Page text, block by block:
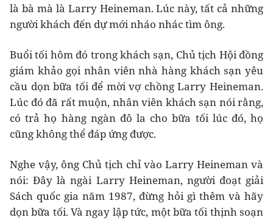
là bà mà là Larry Heineman. Lúc này, tất cả những
người khách đến dự mới nháo nhác tìm ông.
Buổi tối hôm đó trong khách sạn, Chủ tịch Hội đồng
giám khảo gọi nhân viên nhà hàng khách sạn yêu
cầu dọn bữa tối để mời vợ chồng Larry Heineman.
Lúc đó đã rất muộn, nhân viên khách sạn nói rằng,
có trả họ hàng ngàn đô la cho bữa tối lúc đó, họ
cũng không thể đáp ứng được.
Nghe vậy, ông Chủ tịch chỉ vào Larry Heineman và
nói: Đây là ngài Larry Heineman, người đoạt giải
Sách quốc gia năm 1987, đừng hỏi gì thêm và hãy
dọn bữa tối. Và ngay lập tức, một bữa tối thịnh soạn